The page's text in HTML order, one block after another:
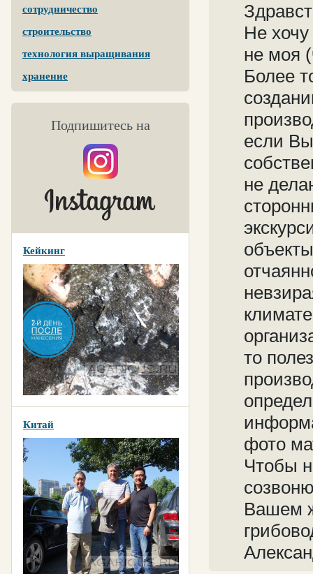
сотрудничество
строительство
технология выращивания
хранение
Подпишитесь на
Кейкинг
Китай
Не
не моя
Более
если
не
то
фото
Чтобы
Вашем